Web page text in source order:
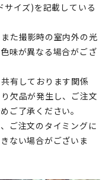
イズ)を記載している
た撮影時の室内外の光
味が異なる場合がござ
有しております関係
欠品が発生し、ご注文
ご了承ください。
ご注文のタイミングに
ない場合がございま